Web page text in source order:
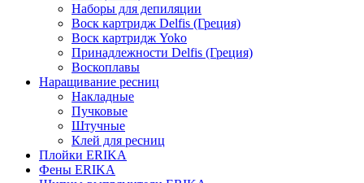
Наборы для депиляции
Воск картридж Delfis (Греция)
Воск картридж Yoko
Принадлежности Delfis (Греция)
Воскоплавы
Наращивание ресниц
Накладные
Пучковые
Штучные
Клей для ресниц
Плойки ERIKA
Фены ERIKA